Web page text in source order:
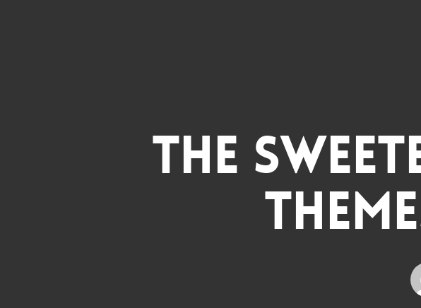
The